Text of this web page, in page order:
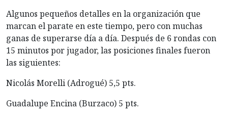
Algunos pequeños detalles en la organización que
marcan el parate en este tiempo, pero con muchas
ganas de superarse día a día. Después de 6 rondas con
15 minutos por jugador, las posiciones finales fueron
las siguientes:
Nicolás Morelli (Adrogué) 5,5 pts.
Guadalupe Encina (Burzaco) 5 pts.